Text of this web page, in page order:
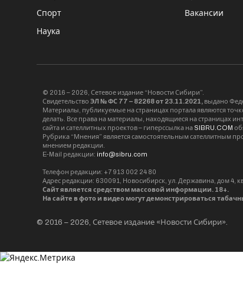
Спорт
Наука
Вакансии
© 2016 – 2026, Сетевое издание “Новости Сибири”.
Свидетельство ЭЛ № ФС 77 – 82268 от 23.11.2021, выдано
Материалы, публикуемые на страницах портала являются
делать. Все права на материалы, находящиеся на страницах
сайта и сателлитных проектов – гиперссылка на SIBRU.COM
Рубрика “Мнения” является самостоятельным сателлитным
мнением редакции.
E-Mail редакции: info@sibru.com
Телефон редакции: +7 913 002 24 80
Адрес редакции: 630091, Новосибирск, ул. Державина, дом 4,
Сайт является средством массовой информации. 18+.
На сайте в фото и видео могут демонстрироваться
© 2016 – 2026, Сетевое издание «Новости Сибири».